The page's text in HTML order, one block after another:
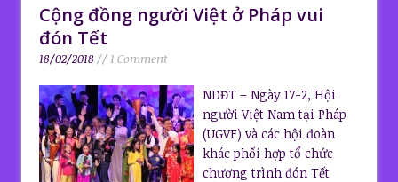
Cộng đồng người Việt ở Pháp vui
đón Tết
18/02/2018 // 1 Comment
NDĐT – Ngày 17-2, Hội
người Việt Nam tại Pháp
(UGVF) và các hội đoàn
khác phối hợp tổ chức
chương trình đón Tết